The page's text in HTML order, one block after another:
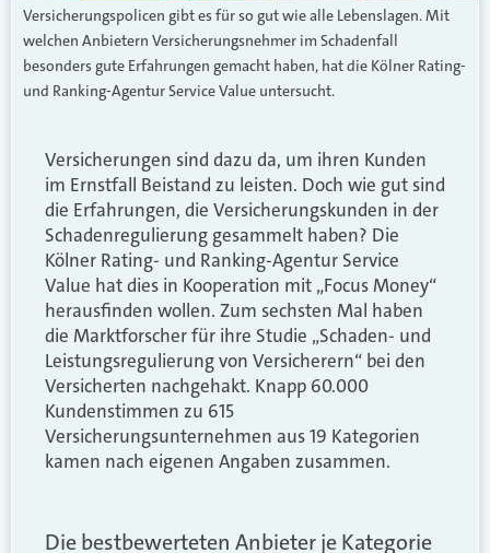
Versicherungspolicen gibt es für so gut wie alle Lebenslagen. Mit
welchen Anbietern Versicherungsnehmer im Schadenfall
besonders gute Erfahrungen gemacht haben, hat die Kölner Rating-
und Ranking-Agentur Service Value untersucht.
Versicherungen sind dazu da, um ihren Kunden
im Ernstfall Beistand zu leisten. Doch wie gut sind
die Erfahrungen, die Versicherungskunden in der
Schadenregulierung gesammelt haben? Die
Kölner Rating- und Ranking-Agentur Service
Value hat dies in Kooperation mit „Focus Money“
herausfinden wollen. Zum sechsten Mal haben
die Marktforscher für ihre Studie „Schaden- und
Leistungsregulierung von Versicherern“ bei den
Versicherten nachgehakt. Knapp 60.000
Kundenstimmen zu 615
Versicherungsunternehmen aus 19 Kategorien
kamen nach eigenen Angaben zusammen.
Die bestbewerteten Anbieter je Kategorie